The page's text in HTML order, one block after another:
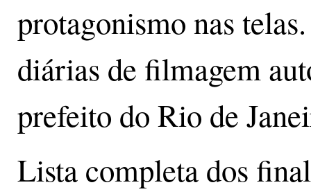
protagonismo nas
diárias de filmagem
prefeito do Rio de
Lista completa dos